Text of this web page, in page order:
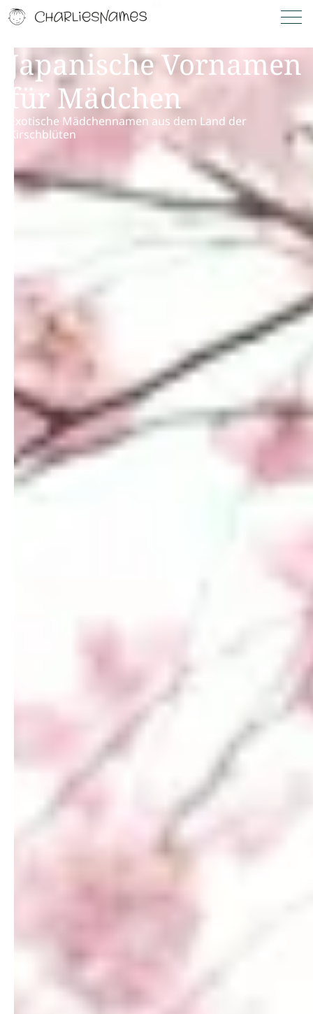
Japanische Vornamen
für Mädchen
Exotische Mädchennamen aus dem Land der
Kirschblüten